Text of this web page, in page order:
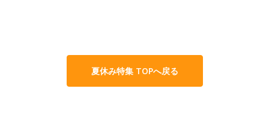
夏休み特集 TOPへ戻る